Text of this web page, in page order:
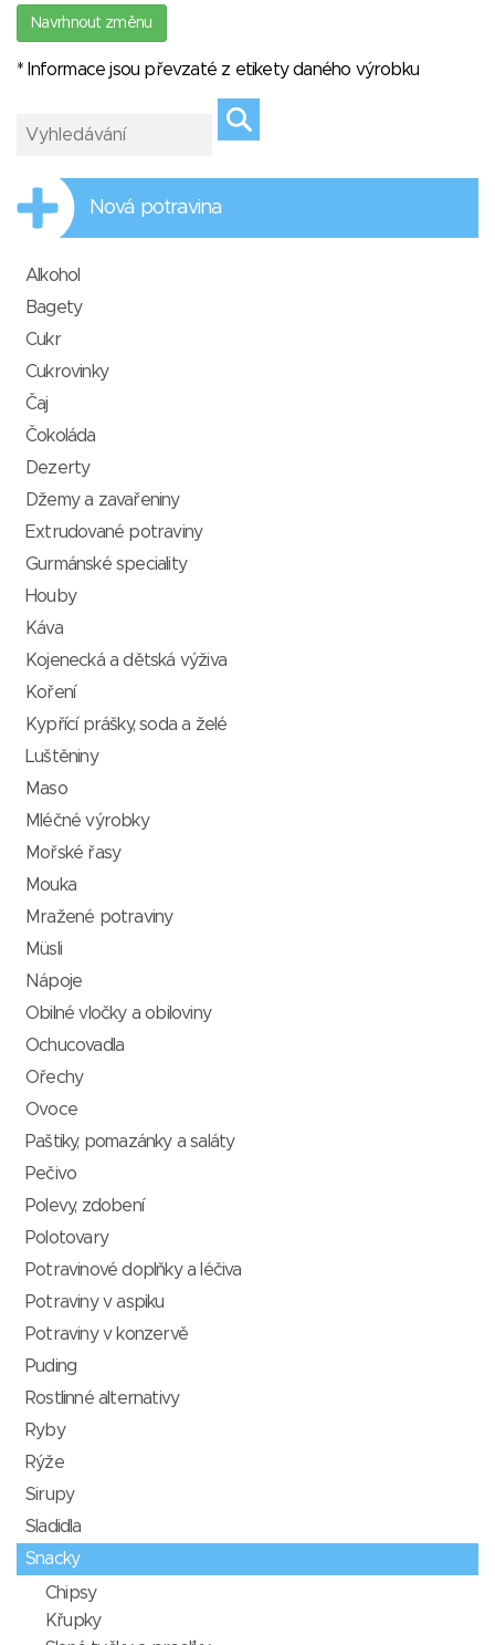
Navrhnout změnu
* Informace jsou převzaté z etikety daného výrobku
Nová potravina
Alkohol
Bagety
Cukr
Cukrovinky
Čaj
Čokoláda
Dezerty
Džemy a zavařeniny
Extrudované potraviny
Gurmánské speciality
Houby
Káva
Kojenecká a dětská výživa
Koření
Kypřící prášky, soda a želé
Luštěniny
Maso
Mléčné výrobky
Mořské řasy
Mouka
Mražené potraviny
Müsli
Nápoje
Obilné vločky a obiloviny
Ochucovadla
Ořechy
Ovoce
Paštiky, pomazánky a saláty
Pečivo
Polevy, zdobení
Polotovary
Potravinové doplňky a léčiva
Potraviny v aspiku
Potraviny v konzervě
Puding
Rostlinné alternativy
Ryby
Rýže
Sirupy
Sladidla
Snacky
Chipsy
Křupky